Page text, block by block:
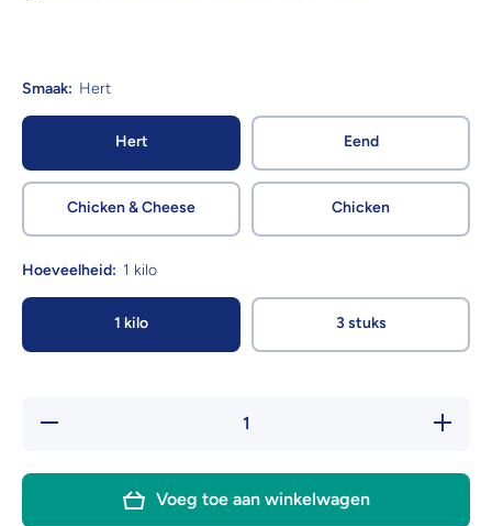
Smaak: Hert
Hert Eend
Chicken & Cheese Chicken
Hoeveelheid: 1 kilo
1 kilo 3 stuks
Hoeveelheid
Verhoog
Voeg toe aan winkelwagen